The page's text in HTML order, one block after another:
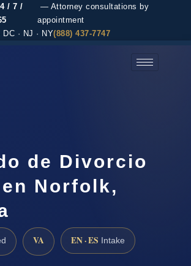
/ 7 /
— Attorney consultations by
appointment
· NJ · NY(888) 437-7747
de Divorcio
Norfolk,
VA EN · ES Intake